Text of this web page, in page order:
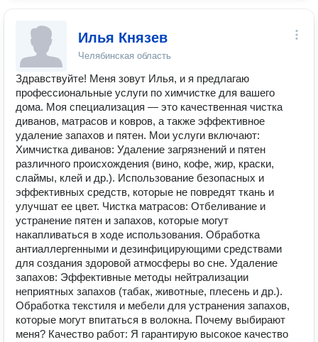
Илья Князев
Челябинская область
Здравствуйте! Меня зовут Илья, и я предлагаю
профессиональные услуги по химчистке для вашего
дома. Моя специализация — это качественная чистка
диванов, матрасов и ковров, а также эффективное
удаление запахов и пятен. Мои услуги включают:
Химчистка диванов: Удаление загрязнений и пятен
различного происхождения (вино, кофе, жир, краски,
слаймы, клей и др.). Использование безопасных и
эффективных средств, которые не повредят ткань и
улучшат ее цвет. Чистка матрасов: Отбеливание и
устранение пятен и запахов, которые могут
накапливаться в ходе использования. Обработка
антиаллергенными и дезинфицирующими средствами
для создания здоровой атмосферы во сне. Удаление
запахов: Эффективные методы нейтрализации
неприятных запахов (табак, животные, плесень и др.).
Обработка текстиля и мебели для устранения запахов,
которые могут впитаться в волокна. Почему выбирают
меня? Качество работ: Я гарантирую высокое качество